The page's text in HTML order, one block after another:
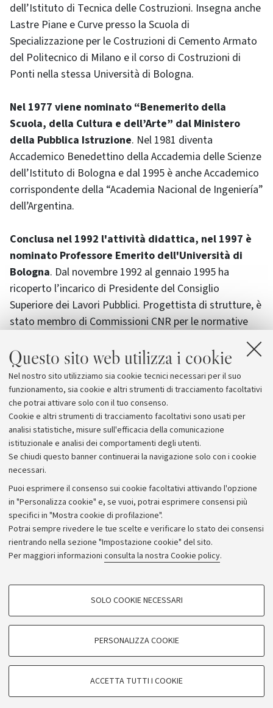
Questo sito web utilizza i cookie
Nel nostro sito utilizziamo sia cookie tecnici necessari per il suo
funzionamento, sia cookie e altri strumenti di tracciamento facoltativi
che potrai attivare solo con il tuo consenso.
Cookie e altri strumenti di tracciamento facoltativi sono usati per
analisi statistiche, misure sull'efficacia della comunicazione
istituzionale e analisi dei comportamenti degli utenti.
Se chiudi questo banner continuerai la navigazione solo con i cookie
necessari.
Puoi esprimere il consenso sui cookie facoltativi attivando l'opzione
in "Personalizza cookie" e, se vuoi, potrai esprimere consensi più
specifici in "Mostra cookie di profilazione".
Potrai sempre rivedere le tue scelte e verificare lo stato dei consensi
rientrando nella sezione "Impostazione cookie" del sito.
Per maggiori informazioni consulta la nostra Cookie policy.
COOKIE DI PROFILAZIONE - FACOLTATIVI
COOKIE TECNICI - NECESSARI
Si tratta di cookie tecnici utilizzati, a titolo esemplificativo, per il corretto
SOLO COOKIE NECESSARI
PERSONALIZZA COOKIE
ACCETTA TUTTI I COOKIE
dell’Istituto di Tecnica delle Costruzioni. Insegna anche
Lastre Piane e Curve presso la Scuola di
Specializzazione per le Costruzioni di Cemento Armato
del Politecnico di Milano e il corso di Costruzioni di
Ponti nella stessa Università di Bologna.
Nel 1977 viene nominato “Benemerito della
Scuola, della Cultura e dell’Arte” dal Ministero
della Pubblica Istruzione. Nel 1981 diventa
Accademico Benedettino della Accademia delle Scienze
dell’Istituto di Bologna e dal 1995 è anche Accademico
corrispondente della “Academia Nacional de Ingeniería”
dell’Argentina.
Conclusa nel 1992 l'attività didattica, nel 1997 è
nominato Professore Emerito dell'Università di
Bologna. Dal novembre 1992 al gennaio 1995 ha
ricoperto l’incarico di Presidente del Consiglio
Superiore dei Lavori Pubblici. Progettista di strutture, è
stato membro di Commissioni CNR per le normative
La cerimonia funebre si svolgerà lunedì 2 novembre
alle ore 10,30 presso la chiesa di San Procolo, in via
D’Azeglio 52, a Bologna.
Archivio
Comunicati stampa
Redazione
Rassegna stampa
© Copyright 2026 - ALMA MATER STUDIORUM - Università di
Bologna - Via Zamboni, 33 - 40126 Bologna - PI: 01131710376 -
CF: 80007010376
Privacy
Note legali Impostazioni Cookie